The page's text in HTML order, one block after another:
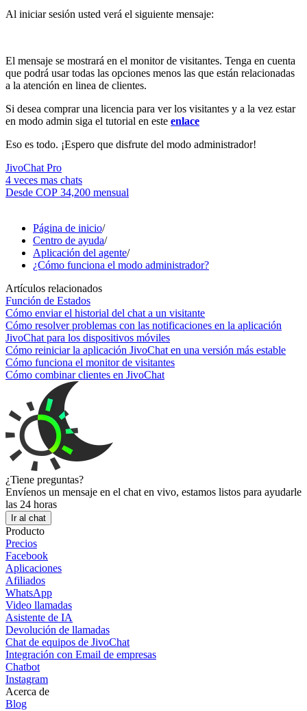
Al iniciar sesión usted verá el siguiente mensaje:
El mensaje se mostrará en el monitor de visitantes. Tenga en cuenta
que podrá usar todas las opciones menos las que están relacionadas
a la atención en linea de clientes.
Si desea comprar una licencia para ver los visitantes y a la vez estar
en modo admin siga el tutorial en este enlace
Eso es todo. ¡Espero que disfrute del modo administrador!
JivoChat Pro
4 veces mas chats
Desde COP 34,200 mensual
Página de inicio/
Centro de ayuda/
Aplicación del agente/
¿Cómo funciona el modo administrador?
Artículos relacionados
Función de Estados
Cómo enviar el historial del chat a un visitante
Cómo resolver problemas con las notificaciones en la aplicación
JivoChat para los dispositivos móviles
Cómo reiniciar la aplicación JivoChat en una versión más estable
Cómo funciona el monitor de visitantes
Cómo combinar clientes en JivoChat
¿Tiene preguntas?
Envíenos un mensaje en el chat en vivo, estamos listos para ayudarle
las 24 horas
Ir al chat
Producto
Precios
Facebook
Aplicaciones
Afiliados
WhatsApp
Video llamadas
Asistente de IA
Devolución de llamadas
Chat de equipos de JivoChat
Integración con Email de empresas
Chatbot
Instagram
Acerca de
Blog